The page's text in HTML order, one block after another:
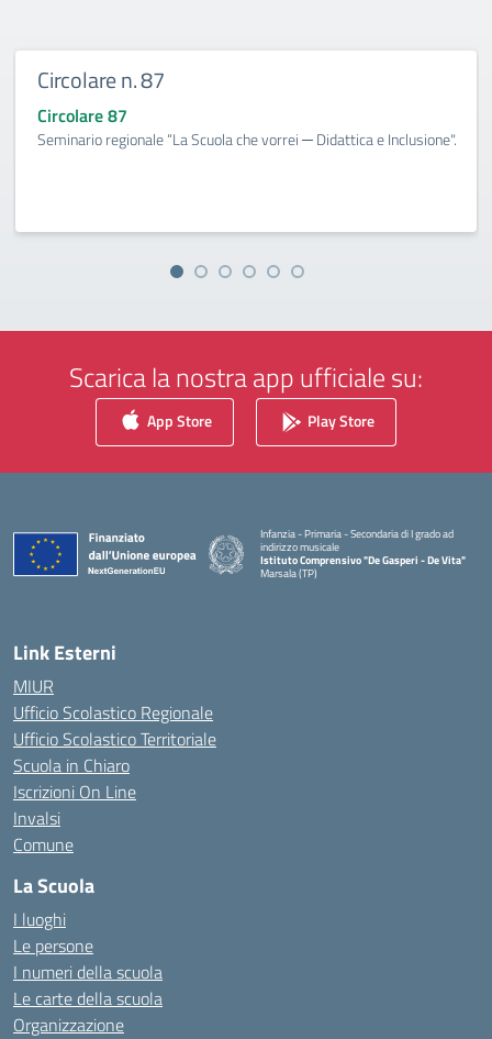
Circolare n. 87
Circolare 87
Seminario regionale “La Scuola che vorrei ─ Didattica e Inclusione".
Scarica la nostra app ufficiale su:
App Store Play Store
Infanzia - Primaria - Secondaria di I grado ad
indirizzo musicale
Istituto Comprensivo "De Gasperi - De Vita"
Marsala (TP)
Link Esterni
MIUR
Ufficio Scolastico Regionale
Ufficio Scolastico Territoriale
Scuola in Chiaro
Iscrizioni On Line
Invalsi
Comune
La Scuola
I luoghi
Le persone
I numeri della scuola
Le carte della scuola
Organizzazione